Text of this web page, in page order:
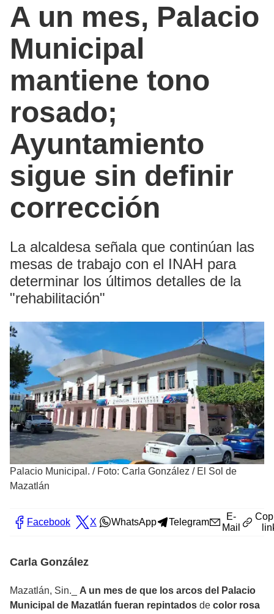
A un mes, Palacio
Municipal
mantiene tono
rosado;
Ayuntamiento
sigue sin definir
corrección
La alcaldesa señala que continúan las
mesas de trabajo con el INAH para
determinar los últimos detalles de la
"rehabilitación"
Palacio Municipal. / Foto: Carla González / El Sol de
Mazatlán
Facebook X WhatsApp Telegram
E-
Mail
Carla González
Mazatlán, Sin._ A un mes de que los arcos del Palacio
Municipal de Mazatlán fueran repintados de color rosa